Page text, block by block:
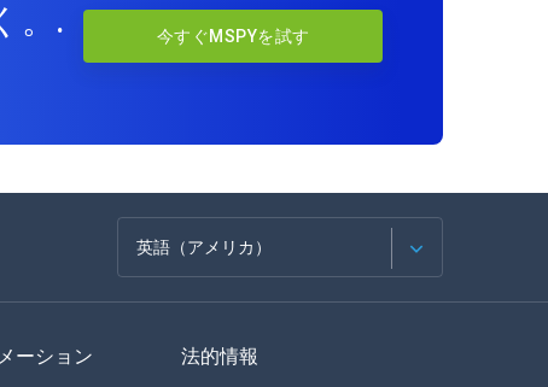
。. 今すぐMSPYを試す
英語（アメリカ）
フランセ
スペイン語
ーション
法的情報